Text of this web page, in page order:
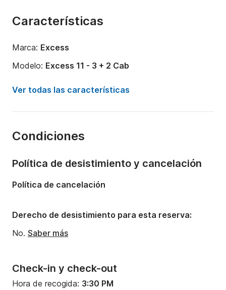
Características
Marca: Excess
Modelo: Excess 11 - 3 + 2 Cab
Número de plazas para dormir:
Potencia del motor:56CV
Ver todas las características
Condiciones
Check-in y check-out
Hora de recogida: 3:30 PM
Política de desistimiento y cancelación
Política de cancelación
Derecho de desistimiento para esta reserva:
No. Saber más